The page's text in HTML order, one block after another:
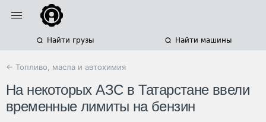
Найти грузы Найти машины
← Топливо, масла и автохимия
На некоторых АЗС в Татарстане ввели
временные лимиты на бензин